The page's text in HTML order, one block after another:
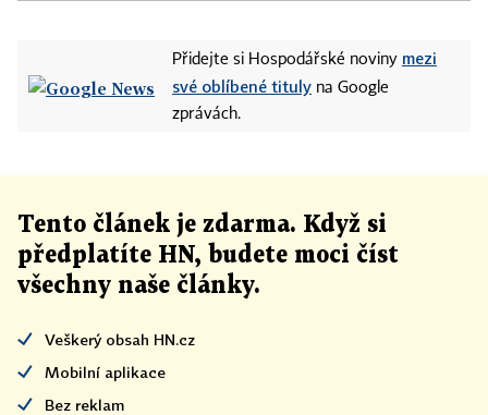
Přidejte si Hospodářské noviny mezi
své oblíbené tituly na Google
zprávách.
Tento článek je zdarma. Když si
předplatíte HN, budete moci číst
všechny naše články.
Veškerý obsah HN.cz
Mobilní aplikace
Bez reklam